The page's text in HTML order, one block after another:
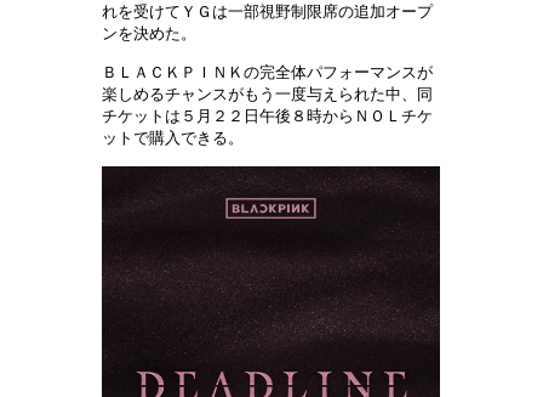
れを受けてＹＧは一部視野制限席の追加オープ
ンを決めた。
ＢＬＡＣＫＰＩＮＫの完全体パフォーマンスが
楽しめるチャンスがもう一度与えられた中、同
チケットは５月２２日午後８時からＮＯＬチケ
ットで購入できる。